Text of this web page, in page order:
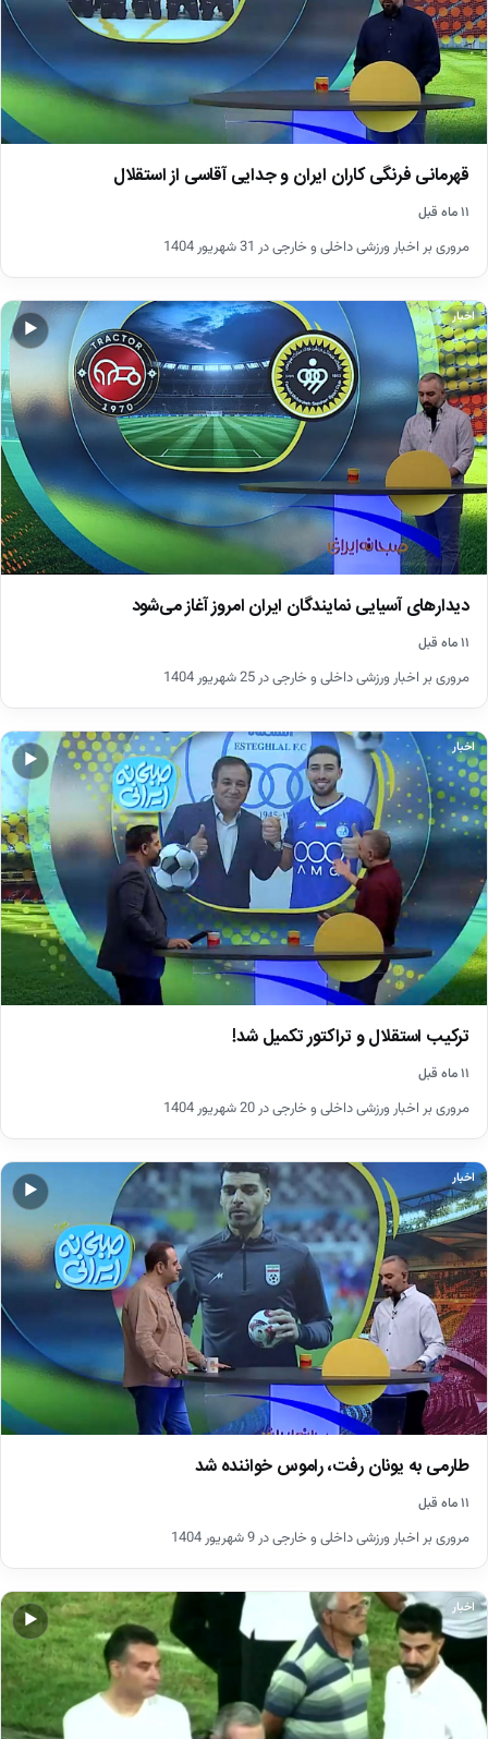
قهرمانی فرنگی کاران ایران و جدایی آقاسی از استقلال
۱۱ ماه قبل
مروری بر اخبار ورزشی داخلی و خارجی در 31 شهریور 1404
▶
اخبار
دیدارهای آسیایی نمایندگان ایران امروز آغاز می‌شود
۱۱ ماه قبل
مروری بر اخبار ورزشی داخلی و خارجی در 25 شهریور 1404
▶
اخبار
ترکیب استقلال و تراکتور تکمیل شد!
۱۱ ماه قبل
مروری بر اخبار ورزشی داخلی و خارجی در 20 شهریور 1404
▶
اخبار
طارمی به یونان رفت، راموس خواننده شد
۱۱ ماه قبل
مروری بر اخبار ورزشی داخلی و خارجی در 9 شهریور 1404
▶
اخبار